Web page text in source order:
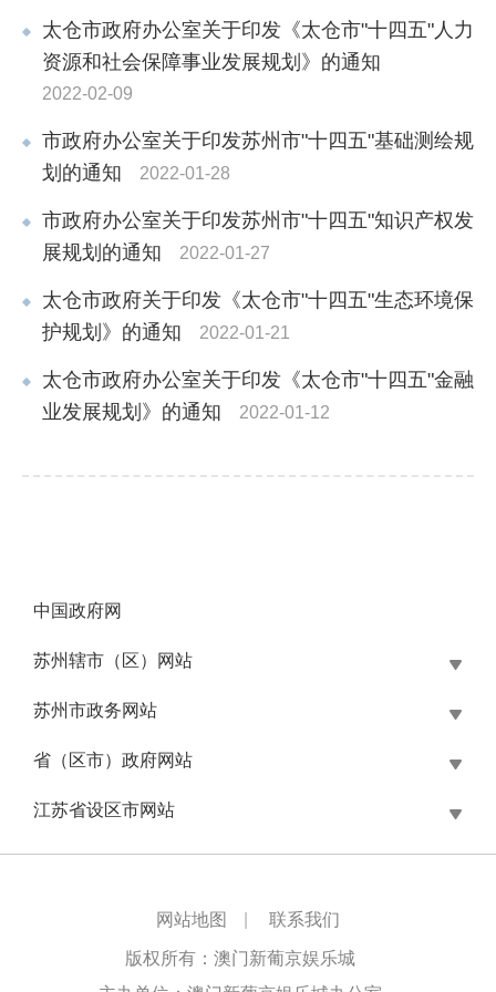
太仓市政府办公室关于印发《太仓市"十四五"人力
资源和社会保障事业发展规划》的通知
2022-02-09
市政府办公室关于印发苏州市"十四五"基础测绘规
划的通知
2022-01-28
市政府办公室关于印发苏州市"十四五"知识产权发
展规划的通知
2022-01-27
太仓市政府关于印发《太仓市"十四五"生态环境保
护规划》的通知
2022-01-21
太仓市政府办公室关于印发《太仓市"十四五"金融
业发展规划》的通知
2022-01-12
中国政府网
苏州辖市（区）网站
苏州市政务网站
省（区市）政府网站
江苏省设区市网站
网站地图 联系我们
版权所有：澳门新葡京娱乐城